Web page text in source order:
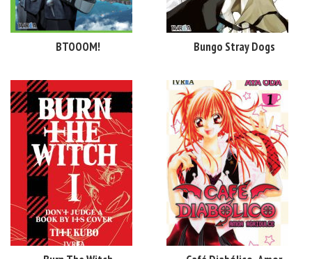
BTOOOM! Bungo Stray Dogs